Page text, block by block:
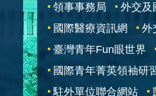
領事事務局 外交及
國際醫療資訊網
外
臺灣青年Fun眼世界
國際青年菁英領袖研
駐外單位聯合網站